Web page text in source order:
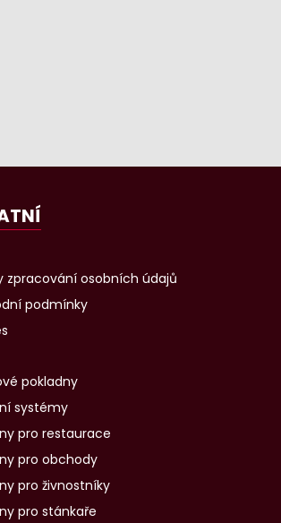
zpracování osobních údajů
podmínky
pokladny
systémy
pro restaurace
pro obchody
pro živnostníky
pro stánkaře